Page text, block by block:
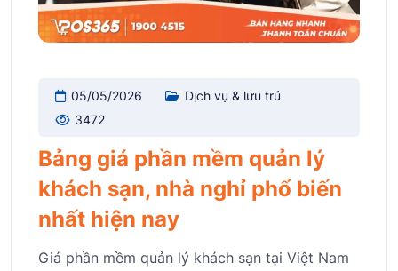
05/05/2026
Dịch vụ & lưu trú
3472
Bảng giá phần mềm quản lý
khách sạn, nhà nghỉ phổ biến
nhất hiện nay
Giá phần mềm quản lý khách sạn tại Việt Nam